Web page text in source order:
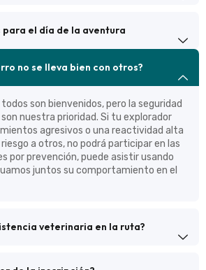
el día de la aventura
no se lleva bien con otros?
son bienvenidos, pero la seguridad
nuestra prioridad. Si tu explorador
agresivos o una reactividad alta
a otros, no podrá participar en las
por prevención, puede asistir usando
juntos su comportamiento en el
veterinaria en la ruta?